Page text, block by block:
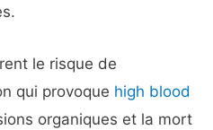
le risque de
qui provoque high blood
organiques et la mort